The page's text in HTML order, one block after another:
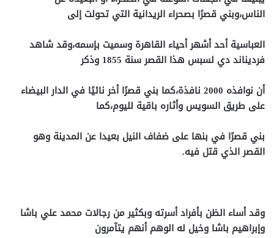
الناس،وبني قصرًا بصحراء الريدانية التي تحولت إلى
العباسية أحد أشهرأحياء القاهرة وسميت بإسمه،وقد شاهد
فرديناند دي لسبس هذا القصر سنة 1855 وذكر
أن نوافذه 2000
نافذة،كما بني قصرًا أخر نائيًا في الدار البيضاء
على طريق السويس وأثاره باقية لليوم،كما
بني قصرًا في بنها على ضفاف النيل بعيدا عن المدينة وهو
القصر الذي قتل فيه.
وقد أساء الظن بأفراد أسرته وبكثير من رجالات محمد علي باشا
وإبراهيم باشا وخيل له الوهم أنهم يتآمرون